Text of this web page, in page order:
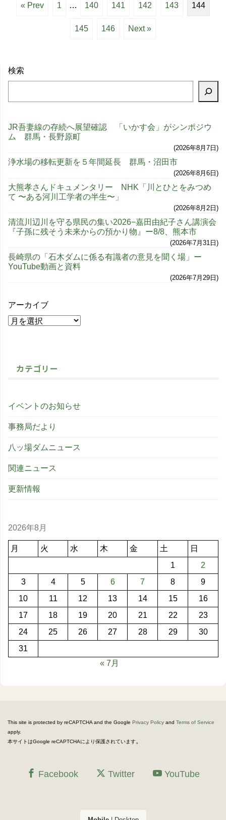
« Prev 1 … 140 141 142 143 144
145 146 Next »
検索
JR吾妻線の存続へ展望確認 「いかす会」がシンポジウ
ム 群馬・長野原町
2026年8月7日
浄水場の移転更新を５年間延長 群馬・沼田市
2026年8月6日
大熊孝さんドキュメンタリー NHK「川とひとをみつめ
て 〜ある河川工学者の半生〜」
2026年8月2日
清流川辺川を守る県民の集い2026−嘉田由紀子さん講演会
『子孫に残そう未来からの預かり物』ー8/8、熊本市
2026年7月31日
長崎県の「石木ダムに係る有識者の意見を聞く場」ー
YouTube動画と資料
2026年7月29日
アーカイブ
カテゴリー
イベントのお知らせ
事務局だより
八ッ場ダムニュース
関連ニュース
更新情報
2026年8月
月 火 水 木 金 土
日
1
2
3
4 5 6 7 8
9
10
11 12 13 14 15
16
17
18 19 20 21 22
23
24
25 26 27 28 29
30
31
« 7月
This site is protected by reCAPTCHA and the Google Privacy Policy and Terms of Service
apply.
本サイトはGoogle reCAPTCHAにより保護されています。
Facebook Twitter YouTube